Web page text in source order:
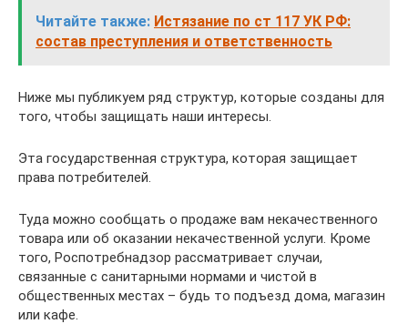
Читайте также: Истязание по ст 117 УК РФ:
состав преступления и ответственность
Ниже мы публикуем ряд структур, которые созданы для
того, чтобы защищать наши интересы.
Эта государственная структура, которая защищает
права потребителей.
Туда можно сообщать о продаже вам некачественного
товара или об оказании некачественной услуги. Кроме
того, Роспотребнадзор рассматривает случаи,
связанные с санитарными нормами и чистой в
общественных местах – будь то подъезд дома, магазин
или кафе.